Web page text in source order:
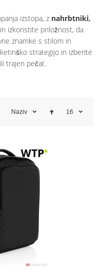
izstopa, z nahrbtniki,
izkoristite priložnost, da
znamke s stilom in
strategijo in izberite
trajen pečat.
Naziv 16